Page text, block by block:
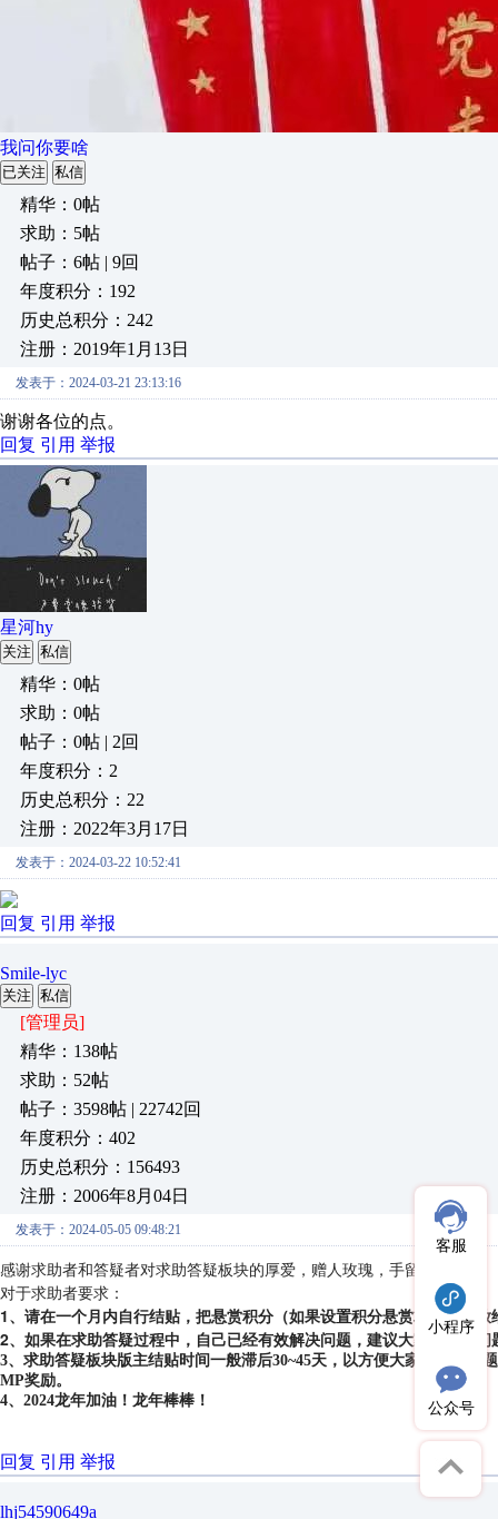
我问你要啥
已关注 私信
精华：0帖
求助：5帖
帖子：6帖 | 9回
年度积分：192
历史总积分：242
注册：2019年1月13日
发表于：2024-03-21 23:13:16
谢谢各位的点。
回复 引用 举报
星河hy
关注 私信
精华：0帖
求助：0帖
帖子：0帖 | 2回
年度积分：2
历史总积分：22
注册：2022年3月17日
发表于：2024-03-22 10:52:41
回复 引用 举报
Smile-lyc
关注 私信
[管理员]
精华：138帖
求助：52帖
帖子：3598帖 | 22742回
年度积分：402
历史总积分：156493
注册：2006年8月04日
发表于：2024-05-05 09:48:21
感谢求助者和答疑者对求助答疑板块的厚爱，赠人玫瑰，手留余香。
对于求助者要求：
1、请在一个月内自行结贴，把悬赏积分（如果设置积分悬赏求助）发放
2、如果在求助答疑过程中，自己已经有效解决问题，建议大家把解决
3、求助答疑板块版主结贴时间一般滞后30~45天，以方便大家对求助
MP奖励。
4、2024龙年加油！龙年棒棒！
回复 引用 举报
lhj54590649a
客服
小程序
公众号